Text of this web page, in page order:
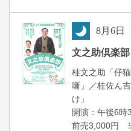
8月6日
文之助倶楽
桂文之助「仔
噺」／桂佐ん
け」
開演：午後6時
前売3,000円